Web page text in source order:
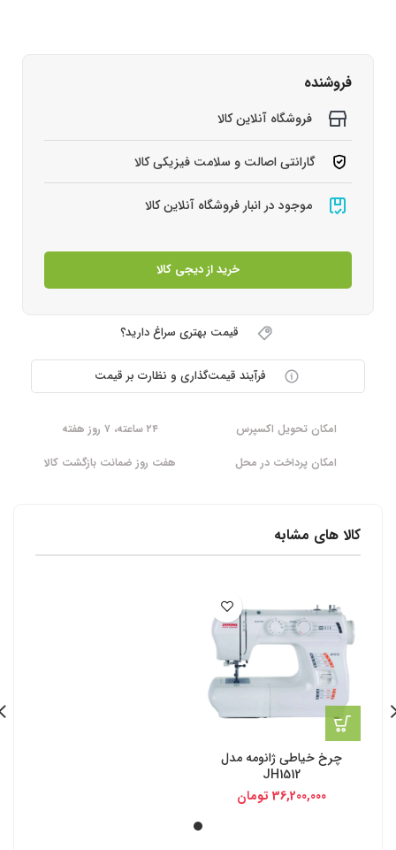
فروشنده
فروشگاه آنلاین کالا
گارانتی اصالت و سلامت فیزیکی کالا
موجود در انبار فروشگاه آنلاین کالا
خرید از دیجی کالا
قیمت بهتری سراغ دارید؟
فرآیند قیمت‌گذاری و نظارت بر قیمت
امکان تحویل اکسپرس
۲۴ ساعته، ۷ روز هفته
امکان پرداخت در محل
هفت روز ضمانت بازگشت کالا
کالا های مشابه
چرخ خیاطی ژانومه مدل
JH1512
36,200,000 تومان